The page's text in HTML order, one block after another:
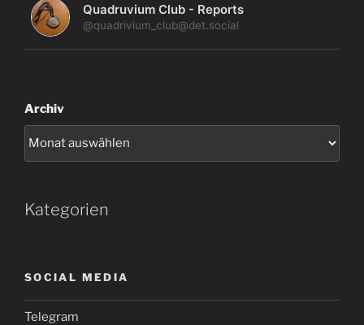
Quadruvium Club - Reports
@quadrivium_club@det.social
Archiv
Kategorien
SOCIAL MEDIA
Telegram